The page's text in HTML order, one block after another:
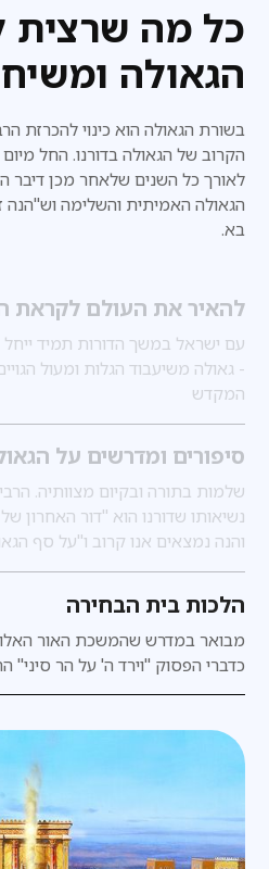
כל מה שרצית
הגאולה ומשיח
בשורת הגאולה הוא כינוי להכרזת
הקרוב של הגאולה בדורנו. החל
לאורך כל השנים שלאחר מכן דיבר
הגאולה האמיתית והשלימה
בא.
להאיר את העולם לקראת
עם ישראל במשך הדורות תמיד
- גאולה משיעבוד הגלות ומעול
המקדש
סיפורים ומדרשים על
שלמות בתורה ובקיום מצוותיה.
נשיאותו שדורנו הוא "דור האחרון
והנה נמצאים אנו קרוב ו"על סף
הלכות בית הבחירה
מבואר במדרש שהמשכת האור
כדברי הפסוק "וירד ה' על הר סיני"